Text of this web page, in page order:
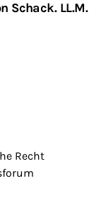
Schack. LL.M.
Recht